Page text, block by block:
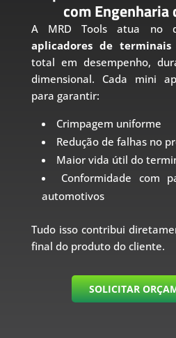
com Engenharia
A MRD Tools atua no
aplicadores de terminais
total em desempenho,
dimensional. Cada mini
para garantir:
Crimpagem uniforme
Redução de falhas no
Maior vida útil do
Conformidade com
automotivos
Tudo isso contribui
final do produto do cliente.
SOLICITAR